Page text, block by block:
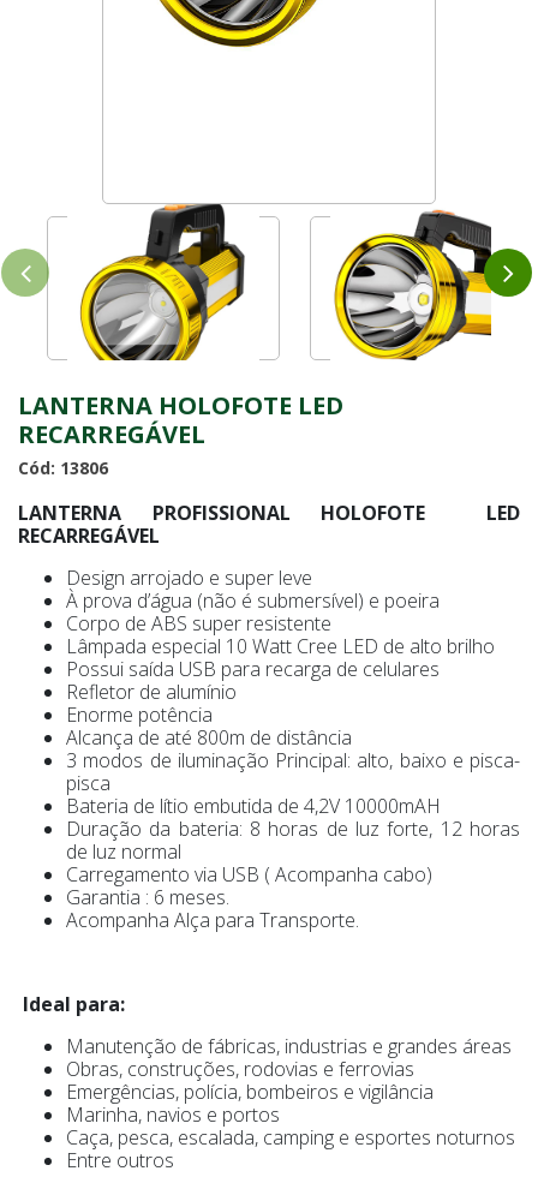
LANTERNA HOLOFOTE LED
RECARREGÁVEL
Cód: 13806
LANTERNA PROFISSIONAL HOLOFOTE LED
RECARREGÁVEL
Design arrojado e super leve
À prova d’água (não é submersível) e poeira
Corpo de ABS super resistente
Lâmpada especial 10 Watt Cree LED de alto brilho
Possui saída USB para recarga de celulares
Refletor de alumínio
Enorme potência
Alcança de até 800m de distância
3 modos de iluminação Principal: alto, baixo e pisca-
pisca
Bateria de lítio embutida de 4,2V 10000mAH
Duração da bateria: 8 horas de luz forte, 12 horas
de luz normal
Carregamento via USB ( Acompanha cabo)
Garantia : 6 meses.
Acompanha Alça para Transporte.
Ideal para:
Manutenção de fábricas, industrias e grandes áreas
Obras, construções, rodovias e ferrovias
Emergências, polícia, bombeiros e vigilância
Marinha, navios e portos
Caça, pesca, escalada, camping e esportes noturnos
Entre outros